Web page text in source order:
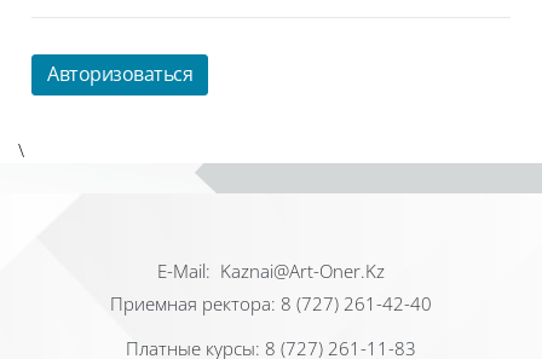
Авторизоваться
\
Е-Mail: Kaznai@Art-Oner.Kz
Приемная ректора: 8 (727) 261-42-40
Платные курсы: 8 (727) 261-11-83